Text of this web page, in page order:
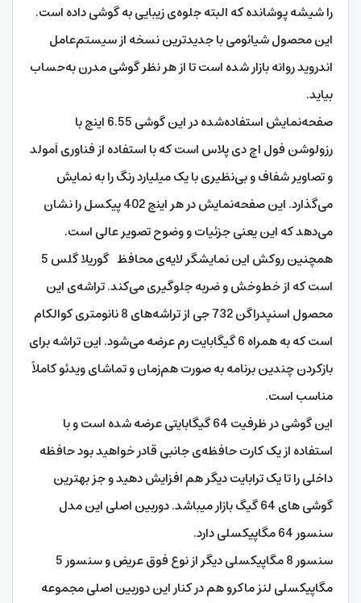
را شیشه پوشانده که البته جلوه‌ی زیبایی به گوشی داده است.
این محصول شیائومی با جدیدترین نسخه از سیستم‌عامل
اندروید روانه بازار شده است تا از هر نظر گوشی مدرن به‌حساب
بیاید.
صفحه‌نمایش استفاده‌شده در این گوشی 6.55 اینچ با
رزولوشن فول اچ دی پلاس است که با استفاده از فناوری اَمولد
و تصاویر شفاف و بی‌نظیری با یک میلیارد رنگ را به نمایش
می‌گذارد. این صفحه‌نمایش در هر اینچ 402 پیکسل را نشان
می‌دهد که این یعنی جزئیات و وضوح تصویر عالی است.
همچنین روکش این نمایشگر لایه‌ی محافظ گوریلا گلس 5
است که از خط‌وخش و ضربه جلوگیری می‌کند. تراشه‌ی این
محصول اسنپدراگن 732 جی از تراشه‌های 8 نانومتری کوالکام
است که به همراه 6 گیگابایت رم عرضه می‌شود. این تراشه برای
بازکردن چندین برنامه به صورت هم‌زمان و تماشای ویدئو کاملاً
مناسب است.
این گوشی در ظرفیت 64 گیگابایتی عرضه شده است و با
استفاده از یک کارت حافظه‌ی جانبی قادر خواهید بود حافظه
داخلی را تا یک ترابایت دیگر هم افزایش دهید و جز بهترین
گوشی های 64 گیگ بازار میباشد. دوربین اصلی این مدل
سنسور 64 مگاپیکسلی دارد.
سنسور 8 مگاپیکسلی دیگر از نوع فوق عریض و سنسور 5
مگاپیکسلی لنز ماکرو هم در کنار این دوربین اصلی مجموعه